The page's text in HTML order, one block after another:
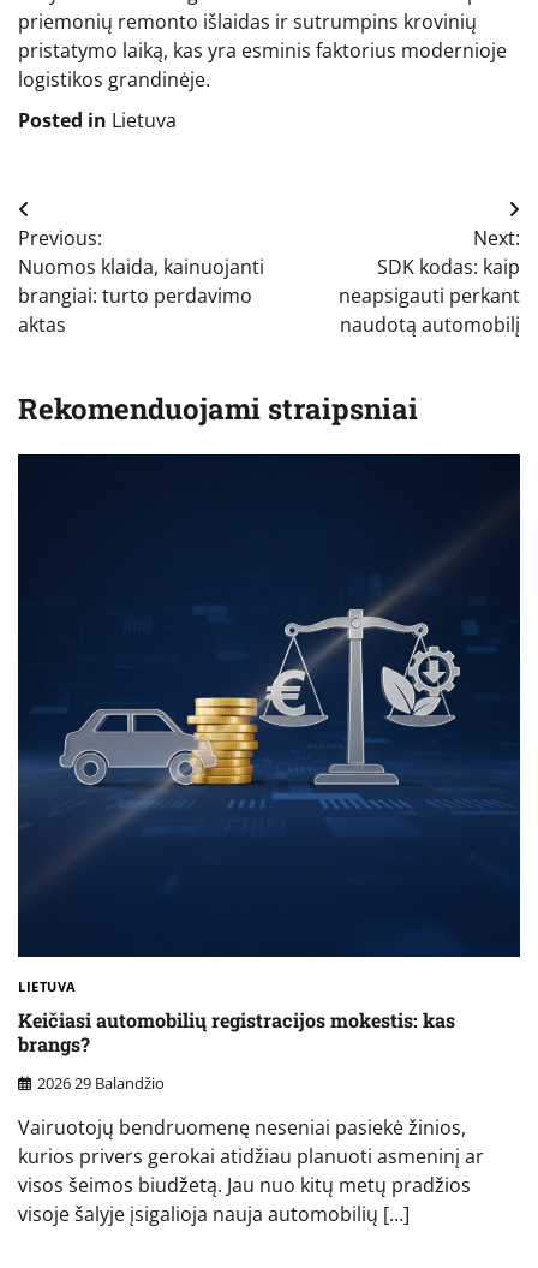
priemonių remonto išlaidas ir sutrumpins krovinių
pristatymo laiką, kas yra esminis faktorius modernioje
logistikos grandinėje.
Posted in Lietuva
Navigacija
tarp
įrašų
Previous:
Nuomos klaida, kainuojanti
brangiai: turto perdavimo
aktas
Next:
SDK kodas: kaip
neapsigauti perkant
naudotą automobilį
Rekomenduojami straipsniai
LIETUVA
Keičiasi automobilių registracijos mokestis: kas
brangs?
2026 29 Balandžio
Vairuotojų bendruomenę neseniai pasiekė žinios,
kurios privers gerokai atidžiau planuoti asmeninį ar
visos šeimos biudžetą. Jau nuo kitų metų pradžios
visoje šalyje įsigalioja nauja automobilių […]